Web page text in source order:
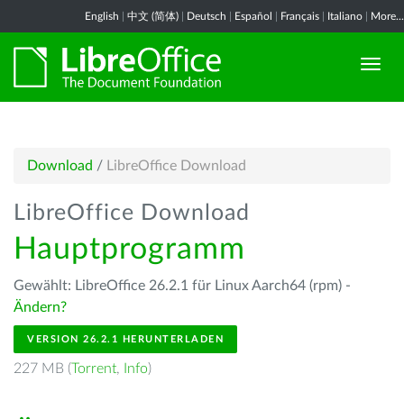
English 中文 (简体) Deutsch Español Français Italiano More...
Download / LibreOffice Download
LibreOffice Download
Hauptprogramm
Gewählt: LibreOffice 26.2.1 für Linux Aarch64 (rpm) -
Ändern?
VERSION 26.2.1 HERUNTERLADEN
227 MB (Torrent, Info)